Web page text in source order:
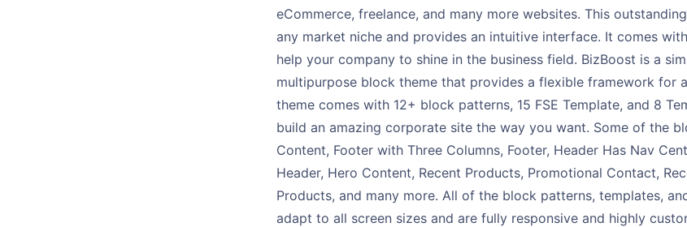
eCommerce, freelance, and many more websites. This
any market niche and provides an intuitive interface. It comes
help your company to shine in the business field. BizBoost is a
multipurpose block theme that provides a flexible framework for
theme comes with 12+ block patterns, 15 FSE Template, and 8
build an amazing corporate site the way you want. Some of the
Content, Footer with Three Columns, Footer, Header Has Nav
Header, Hero Content, Recent Products, Promotional Contact,
Products, and many more. All of the block patterns, templates,
adapt to all screen sizes and are fully responsive and highly